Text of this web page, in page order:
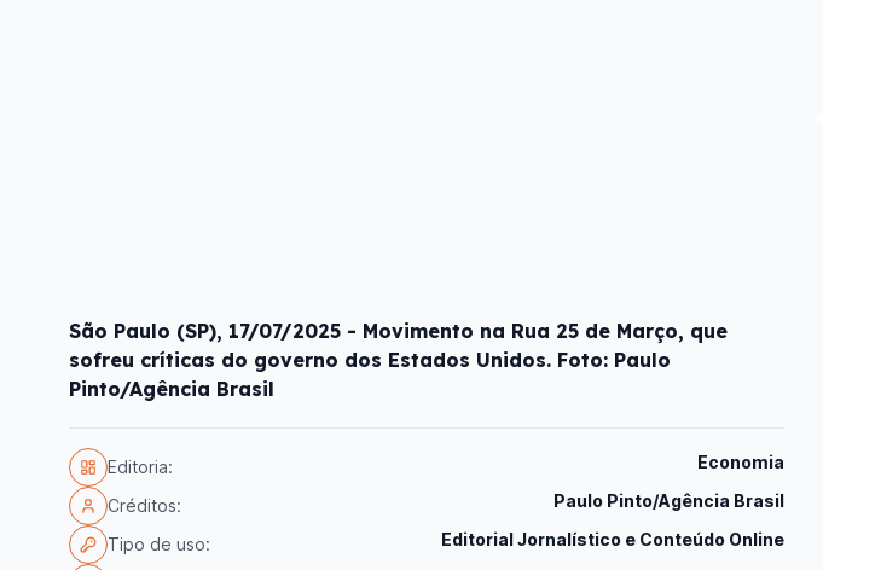
São Paulo (SP), 17/07/2025 - Movimento na Rua 25 de Março, que
sofreu críticas do governo dos Estados Unidos. Foto: Paulo
Pinto/Agência Brasil
Editoria: Economia
Créditos: Paulo Pinto/Agência Brasil
Tipo de uso: Editorial Jornalístico e Conteúdo Online